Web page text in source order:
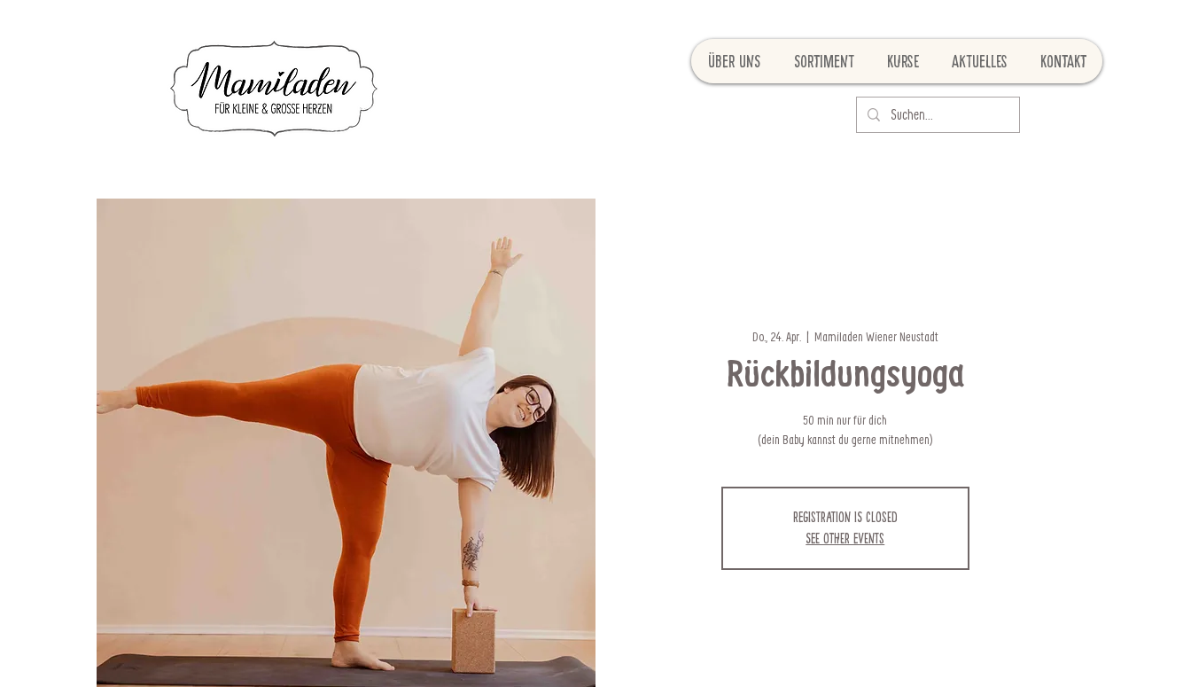
Über uns Sortiment Kurse Aktuelles Kontakt
Do., 24. Apr.
  |
Mamiladen Wiener Neustadt
Rückbildungsyoga
50 min nur für dich
(dein Baby kannst du gerne mitnehmen)
Registration is closed
See other events